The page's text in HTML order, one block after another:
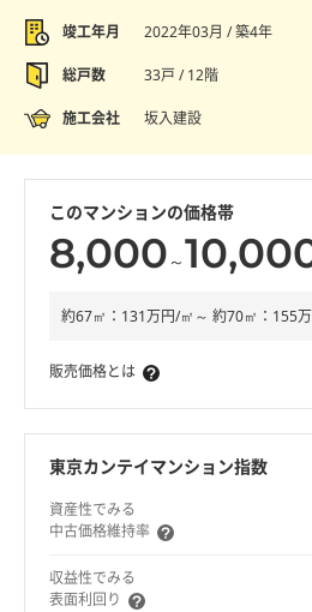
竣工年月 2022年03月 / 築4年
総戸数 33戸 / 12階
施工会社 坂入建設
このマンションの価格帯
8,000 ～
約67㎡：131万円/㎡～ 約70㎡：155
販売価格とは
東京カンテイマンション指数
資産性でみる
中古価格維持率
収益性でみる
表面利回り